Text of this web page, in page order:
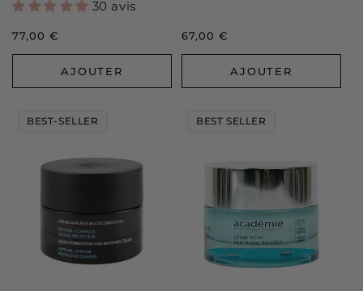
30 avis
Prix
77,00 €
AJOUTER
Prix
67,00 €
AJOUTER
BEST-SELLER BEST SELLER